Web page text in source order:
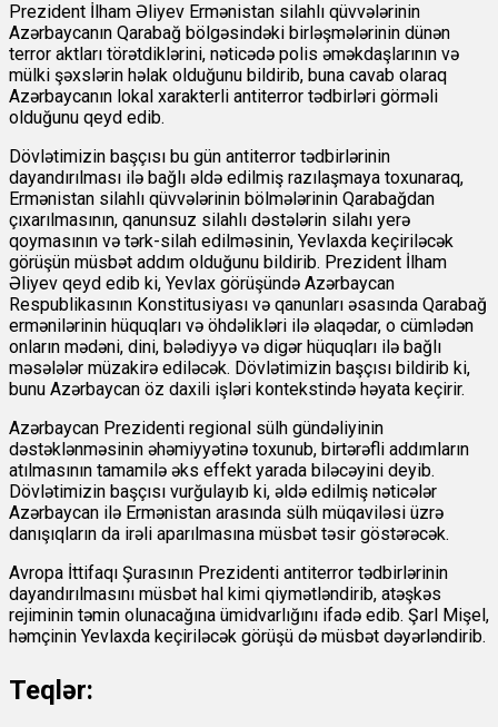
Prezident İlham Əliyev Ermənistan silahlı qüvvələrinin
Azərbaycanın Qarabağ bölgəsindəki birləşmələrinin dünən
terror aktları törətdiklərini, nəticədə polis əməkdaşlarının və
mülki şəxslərin həlak olduğunu bildirib, buna cavab olaraq
Azərbaycanın lokal xarakterli antiterror tədbirləri görməli
olduğunu qeyd edib.
Dövlətimizin başçısı bu gün antiterror tədbirlərinin
dayandırılması ilə bağlı əldə edilmiş razılaşmaya toxunaraq,
Ermənistan silahlı qüvvələrinin bölmələrinin Qarabağdan
çıxarılmasının, qanunsuz silahlı dəstələrin silahı yerə
qoymasının və tərk-silah edilməsinin, Yevlaxda keçiriləcək
görüşün müsbət addım olduğunu bildirib. Prezident İlham
Əliyev qeyd edib ki, Yevlax görüşündə Azərbaycan
Respublikasının Konstitusiyası və qanunları əsasında Qarabağ
ermənilərinin hüquqları və öhdəlikləri ilə əlaqədar, o cümlədən
onların mədəni, dini, bələdiyyə və digər hüquqları ilə bağlı
məsələlər müzakirə ediləcək. Dövlətimizin başçısı bildirib ki,
bunu Azərbaycan öz daxili işləri kontekstində həyata keçirir.
Azərbaycan Prezidenti regional sülh gündəliyinin
dəstəklənməsinin əhəmiyyətinə toxunub, birtərəfli addımların
atılmasının tamamilə əks effekt yarada biləcəyini deyib.
Dövlətimizin başçısı vurğulayıb ki, əldə edilmiş nəticələr
Azərbaycan ilə Ermənistan arasında sülh müqaviləsi üzrə
danışıqların da irəli aparılmasına müsbət təsir göstərəcək.
Avropa İttifaqı Şurasının Prezidenti antiterror tədbirlərinin
dayandırılmasını müsbət hal kimi qiymətləndirib, atəşkəs
rejiminin təmin olunacağına ümidvarlığını ifadə edib. Şarl Mişel,
həmçinin Yevlaxda keçiriləcək görüşü də müsbət dəyərləndirib.
Teqlər: